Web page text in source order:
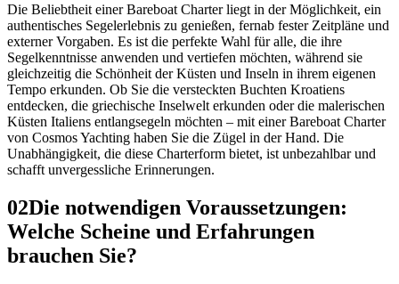
Die Beliebtheit einer Bareboat Charter liegt in der Möglichkeit, ein
authentisches Segelerlebnis zu genießen, fernab fester Zeitpläne und
externer Vorgaben. Es ist die perfekte Wahl für alle, die ihre
Segelkenntnisse anwenden und vertiefen möchten, während sie
gleichzeitig die Schönheit der Küsten und Inseln in ihrem eigenen
Tempo erkunden. Ob Sie die versteckten Buchten Kroatiens
entdecken, die griechische Inselwelt erkunden oder die malerischen
Küsten Italiens entlangsegeln möchten – mit einer Bareboat Charter
von Cosmos Yachting haben Sie die Zügel in der Hand. Die
Unabhängigkeit, die diese Charterform bietet, ist unbezahlbar und
schafft unvergessliche Erinnerungen.
02Die notwendigen Voraussetzungen:
Welche Scheine und Erfahrungen
brauchen Sie?